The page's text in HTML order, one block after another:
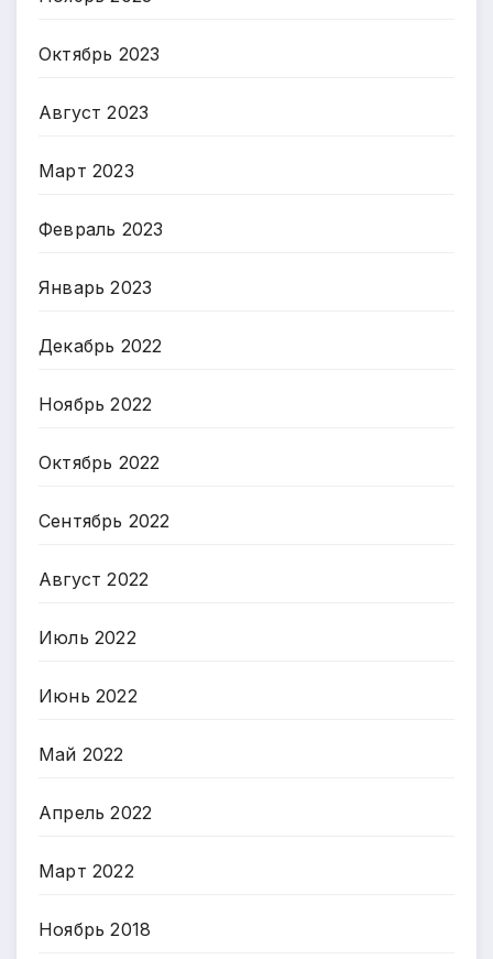
Октябрь 2023
Август 2023
Март 2023
Февраль 2023
Январь 2023
Декабрь 2022
Ноябрь 2022
Октябрь 2022
Сентябрь 2022
Август 2022
Июль 2022
Июнь 2022
Май 2022
Апрель 2022
Март 2022
Ноябрь 2018